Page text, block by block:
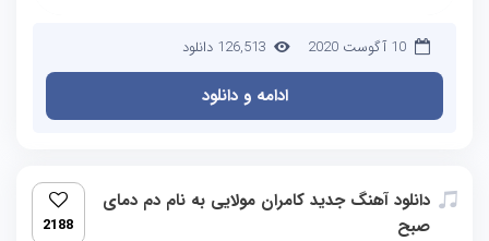
10 آگوست 2020 126,513 دانلود
ادامه و دانلود
دانلود آهنگ جدید کامران مولایی به نام دم دمای
صبح
2188